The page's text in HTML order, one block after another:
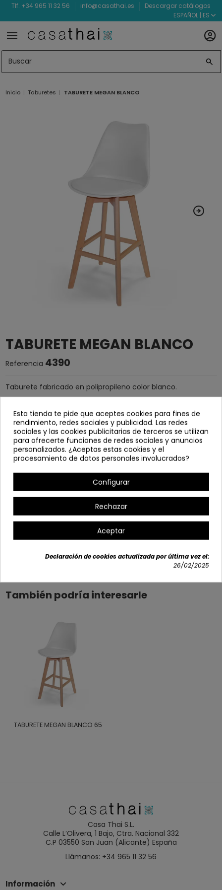
Tlf. +34 965 11 32 56 info@casathai.es
Descargar catálogos
ESPAÑOL | ES
Inicio Taburetes TABURETE MEGAN BLANCO
TABURETE MEGAN BLANCO
Referencia 4390
Taburete fabricado en polipropileno color blanco.
Se sirve desmontado.
Ancho: 49 cm
Alto: 112 cm | Altura asiento: 75 cm
Profundo: 54 cm
Opciones disponibles
+2
Detalles del producto
También podría interesarle
TABURETE MEGAN BLANCO 65
Casa Thai S.L.
Calle L’Olivera, 1 Bajo, Ctra. Nacional 332
C.P 03550 San Juan (Alicante) España
Llámanos: +34 965 11 32 56
Información
Esta tienda te pide que aceptes cookies para fines de
rendimiento, redes sociales y publicidad. Las redes
sociales y las cookies publicitarias de terceros se utilizan
para ofrecerte funciones de redes sociales y anuncios
personalizados. ¿Aceptas estas cookies y el
procesamiento de datos personales involucrados?
Configurar
Rechazar
Aceptar
Declaración de cookies actualizada por última vez el:
26/02/2025